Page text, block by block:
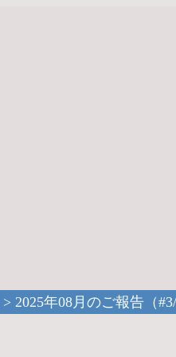
> 2025年08月のご報告（